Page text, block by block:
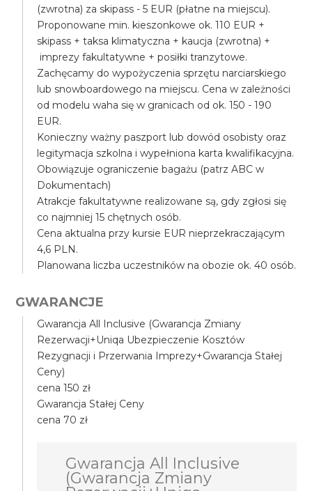
(zwrotna) za skipass - 5 EUR (płatne na miejscu).
Proponowane min. kieszonkowe ok. 110 EUR +
skipass + taksa klimatyczna + kaucja (zwrotna) +
imprezy fakultatywne + posiłki tranzytowe.
Zachęcamy do wypożyczenia sprzętu narciarskiego
lub snowboardowego na miejscu. Cena w zależności
od modelu waha się w granicach od ok. 150 - 190
EUR.
Konieczny ważny paszport lub dowód osobisty oraz
legitymacja szkolna i wypełniona karta kwalifikacyjna.
Obowiązuje ograniczenie bagażu (patrz ABC w
Dokumentach)
Atrakcje fakultatywne realizowane są, gdy zgłosi się
co najmniej 15 chętnych osób.
Cena aktualna przy kursie EUR nieprzekraczającym
4,6 PLN.
Planowana liczba uczestników na obozie ok. 40 osób.
GWARANCJE
Gwarancja All Inclusive (Gwarancja Zmiany
Rezerwacji+Uniqa Ubezpieczenie Kosztów
Rezygnacji i Przerwania Imprezy+Gwarancja Stałej
Ceny)
cena 150 zł
Gwarancja Stałej Ceny
cena 70 zł
Gwarancja All Inclusive
(Gwarancja Zmiany